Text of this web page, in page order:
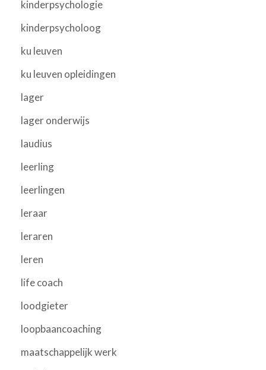
kinderpsychologie
kinderpsycholoog
ku leuven
ku leuven opleidingen
lager
lager onderwijs
laudius
leerling
leerlingen
leraar
leraren
leren
life coach
loodgieter
loopbaancoaching
maatschappelijk werk